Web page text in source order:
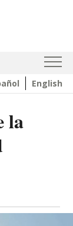
English
la